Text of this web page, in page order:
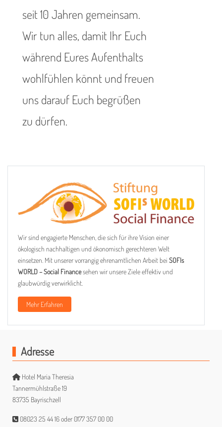
seit 10 Jahren gemeinsam.
Wir tun alles, damit Ihr Euch
während Eures Aufenthalts
wohlfühlen könnt und freuen
uns darauf Euch begrüßen
zu dürfen.
Wir sind engagierte Menschen, die sich für ihre Vision einer
ökologisch nachhaltigen und ökonomisch gerechteren Welt
einsetzen. Mit unserer vorrangig ehrenamtlichen Arbeit bei SOFIs
WORLD – Social Financesehen wir unsere Ziele effektiv und
glaubwürdig verwirklicht.
Mehr Erfahren
Adresse
Hotel Maria Theresia
Tannermühlstraße 19
83735 Bayrischzell
08023 25 44 16 oder 0177 357 00 00